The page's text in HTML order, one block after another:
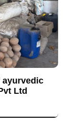
ayurvedic
Ltd